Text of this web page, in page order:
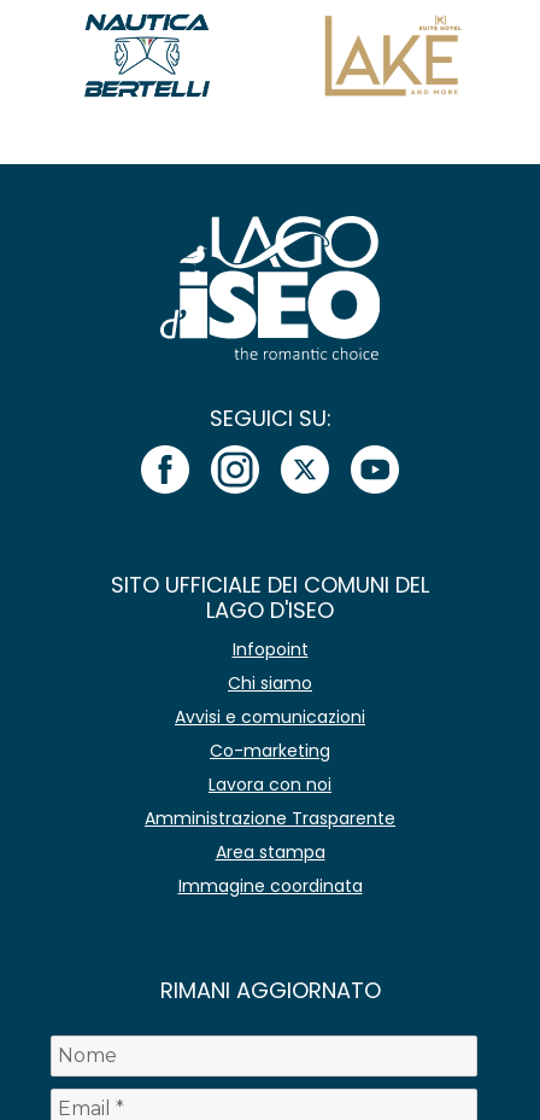
SEGUICI SU:
SITO UFFICIALE DEI COMUNI DEL
LAGO D'ISEO
Infopoint
Chi siamo
Avvisi e comunicazioni
Co-marketing
Lavora con noi
Amministrazione Trasparente
Area stampa
Immagine coordinata
RIMANI AGGIORNATO